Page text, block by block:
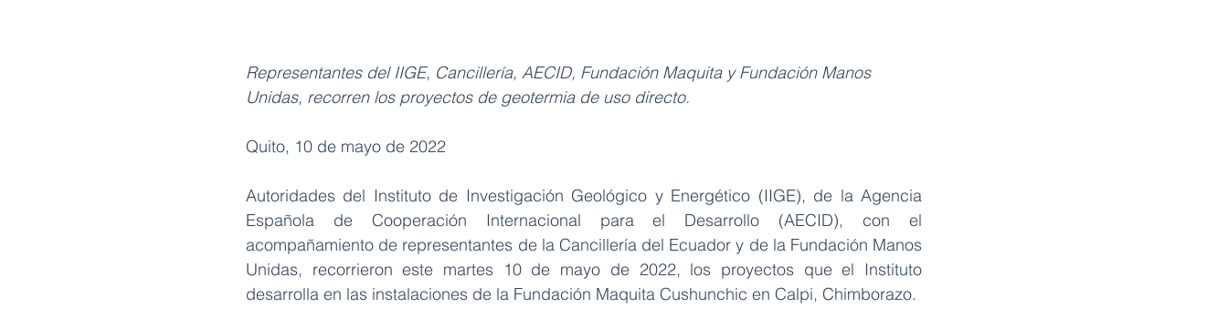
Representantes del IIGE, Cancillería, AECID, Fundación Maquita y Fundación Manos
Unidas, recorren los proyectos de geotermia de uso directo.
Quito, 10 de mayo de 2022
Autoridades del Instituto de Investigación Geológico y Energético (IIGE), de la Agencia
Española de Cooperación Internacional para el Desarrollo (AECID), con el
acompañamiento de representantes de la Cancillería del Ecuador y de la Fundación Manos
Unidas, recorrieron este martes 10 de mayo de 2022, los proyectos que el Instituto
desarrolla en las instalaciones de la Fundación Maquita Cushunchic en Calpi, Chimborazo.